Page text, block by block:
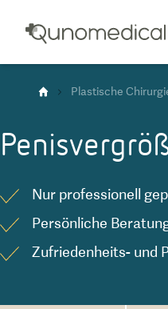
Plastische
Nur professionell
Persönliche
Zufriedenheits- und